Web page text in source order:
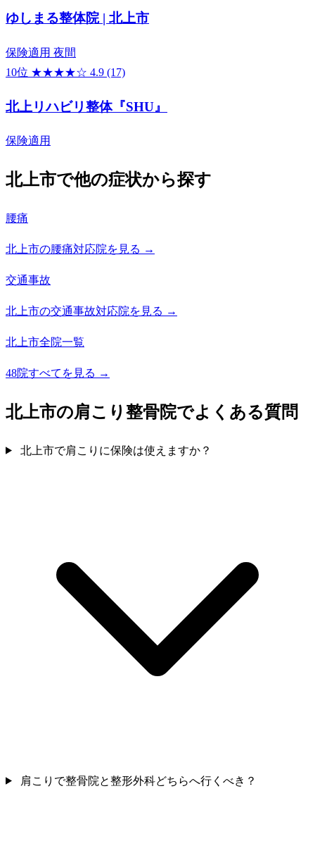
ゆしまる整体院 | 北上市
保険適用 夜間
10位 ★★★★☆ 4.9 (17)
北上リハビリ整体『SHU』
保険適用
北上市で他の症状から探す
腰痛
北上市の腰痛対応院を見る →
交通事故
北上市の交通事故対応院を見る →
北上市全院一覧
48院すべてを見る →
北上市の肩こり整骨院でよくある質問
北上市で肩こりに保険は使えますか？
肩こりで整骨院と整形外科どちらへ行くべき？